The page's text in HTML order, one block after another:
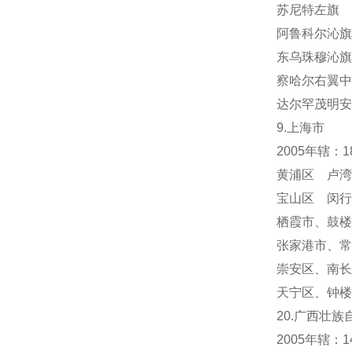
苏尼特左旗
阿鲁科尔沁
东乌珠穆沁
察哈尔右翼
达尔罕茂明
9.上海市
2005年辖：
黄浦区 卢
宝山区 闵
栖霞市、 鼓
张家港市、
崇安区、南
天宁区
钟
20.广西壮族
2005年辖：